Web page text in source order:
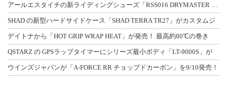
SHAD の新型ハードサイドケース「SHAD TERRA TR27」がカスタムジ
デイトナから「HOT GRIP WRAP HEAT」が発売！ 最高約80℃の巻き
QSTARZ の GPSラップタイマーにシリーズ最小ボディ「LT-9000S」が
ウインズジャパンが「A-FORCE RR チョップドカーボン」を9/10発売！